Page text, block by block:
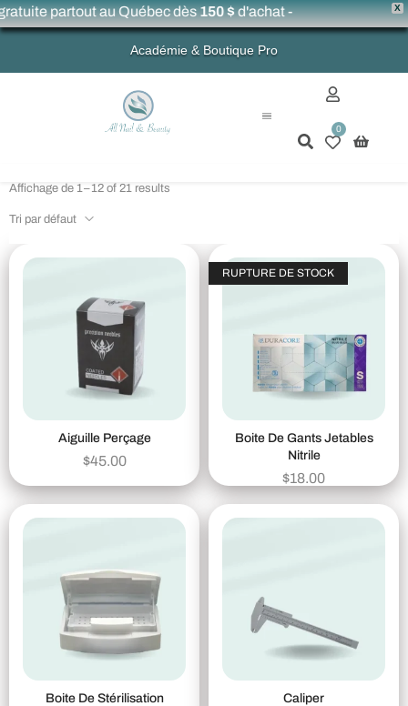
X
partout au Québec dès150 $d'achat -
Académie & Boutique Pro
0
Affichage de 1–12 of 21 results
Tri par défaut
Aiguille Perçage
$45.00
RUPTURE DE STOCK
Boite De Gants Jetables
Nitrile
$18.00
Boite De Stérilisation Caliper